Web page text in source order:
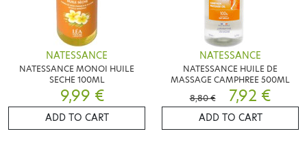
NATESSANCE
NATESSANCE MONOI HUILE
SECHE 100ML
9,99 €
ADD TO CART
NATESSANCE
NATESSANCE HUILE DE
MASSAGE CAMPHREE 500ML
8,80 €
7,92 €
ADD TO CART